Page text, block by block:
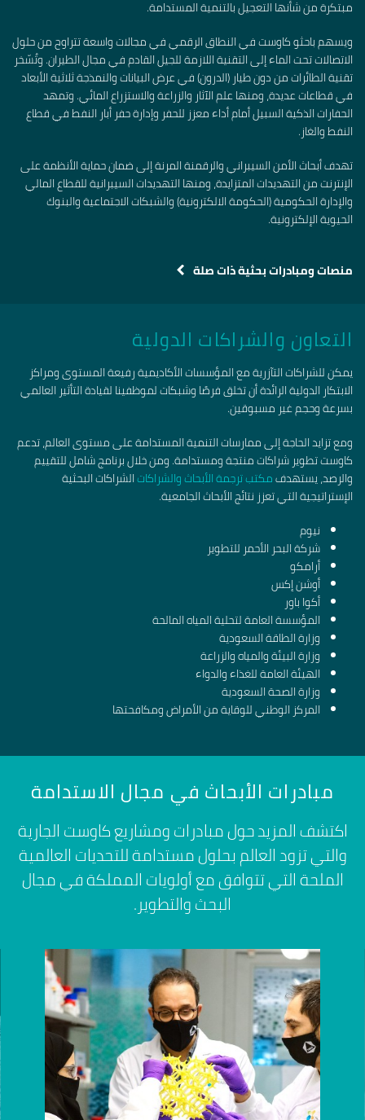
مبتكرة من شأنها التعجيل بالتنمية المستدامة.
ويسهم باحثو كاوست في النطاق الرقمي في مجالات واسعة تتراوح من حلول
الاتصالات تحت الماء إلى التقنية اللازمة للجيل القادم في مجال الطيران. وتُسّخر
تقنية الطائرات من دون طيار (الدرون) في عرض البيانات والنمذجة ثلاثية الأبعاد
في قطاعات عديدة، ومنها علم الآثار والزراعة والاستزراع المائي. وتمهد
الحفارات الذكية السبيل أمام أداء معزز للحفر وإدارة حفر أبار النفط في قطاع
النفط والغاز.
تهدف أبحاث الأمن السيبراني والرقمنة المرنة إلى ضمان حماية الأنظمة على
الإنترنت من التهديدات المتزايدة، ومنها التهديدات السيبرانية للقطاع المالي
والإدارة الحكومية (الحكومة الالكترونية) والشبكات الاجتماعية والبنوك
الحيوية الإلكترونية.
منصات ومبادرات بحثية ذات صلة
التعاون والشراكات الدولية
يمكن للشراكات التآزرية مع المؤسسات الأكاديمية رفيعة المستوى ومراكز
الابتكار الدولية الرائدة أن تخلق فرصًا وشبكات لموظفينا لقيادة التأثير العالمي
بسرعة وحجم غير مسبوقين.
ومع تزايد الحاجة إلى ممارسات التنمية المستدامة على مستوى العالم، تدعم
كاوست تطوير شراكات منتجة ومستدامة. ومن خلال برنامج شامل للتقييم
والرصد، يستهدفمكتب ترجمة الأبحاث والشراكاتالشراكات البحثية
الإستراتيجية التي تعزز نتائج الأبحاث الجامعية.
نيوم
شركة البحر الأحمر للتطوير
أرامكو
أوشن إكس
أكوا باور
المؤسسة العامة لتحلية المياه المالحة
وزارة الطاقة السعودية
وزارة البيئة والمياه والزراعة
الهيئة العامة للغذاء والدواء
وزارة الصحة السعودية
المركز الوطني للوقاية من الأمراض ومكافحتها
مبادرات الأبحاث في مجال الاستدامة
اكتشف المزيد حول مبادرات ومشاريع كاوست الجارية
والتي تزود العالم بحلول مستدامة للتحديات العالمية
الملحة التي تتوافق مع أولويات المملكة في مجال
البحث والتطوير.